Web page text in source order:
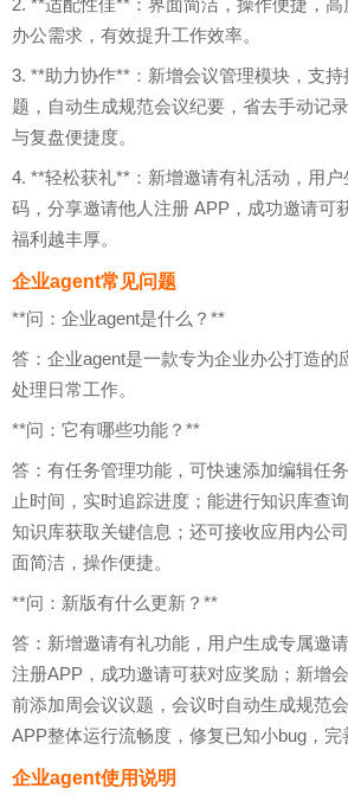
2. **适配性佳**：界面简洁，操作便捷，
办公需求，有效提升工作效率。
3. **助力协作**：新增会议管理模块，支
题，自动生成规范会议纪要，省去手动记
与复盘便捷度。
4. **轻松获礼**：新增邀请有礼活动，用
码，分享邀请他人注册 APP，成功邀请可
福利越丰厚。
企业agent常见问题
**问：企业agent是什么？**
答：企业agent是一款专为企业办公打造的
处理日常工作。
**问：它有哪些功能？**
答：有任务管理功能，可快速添加编辑任
止时间，实时追踪进度；能进行知识库查
知识库获取关键信息；还可接收应用内公
面简洁，操作便捷。
**问：新版有什么更新？**
答：新增邀请有礼功能，用户生成专属邀
注册APP，成功邀请可获对应奖励；新增
前添加周会议议题，会议时自动生成规范
APP整体运行流畅度，修复已知小bug，完
企业agent使用说明